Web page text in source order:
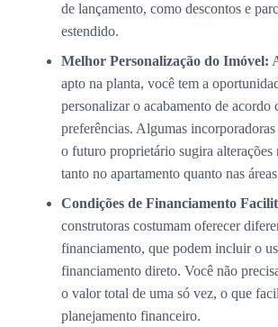
de lançamento, como descontos e
estendido.
Melhor Personalização do Imóvel:
apto na planta, você tem a
personalizar o acabamento de acordo
preferências. Algumas
o futuro proprietário sugira alterações
tanto no apartamento quanto nas
Condições de Financiamento
construtoras costumam oferecer
financiamento, que podem incluir o
financiamento direto. Você não
o valor total de uma só vez, o que
planejamento financeiro.